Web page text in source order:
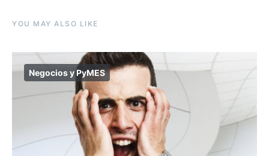
YOU MAY ALSO LIKE
Negocios y PyMES